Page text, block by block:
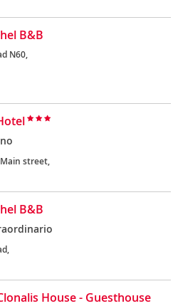
B&B
N60,
street,
B&B
House - Guesthouse